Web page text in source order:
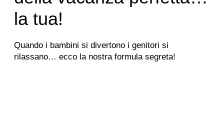
la tua!
Quando i bambini si divertono i genitori si
rilassano… ecco la nostra formula segreta!